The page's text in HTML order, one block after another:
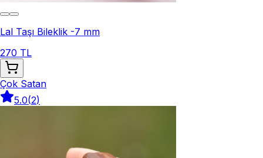
Lal Taşı Bileklik -7 mm
270 TL
Çok Satan
5.0(2)